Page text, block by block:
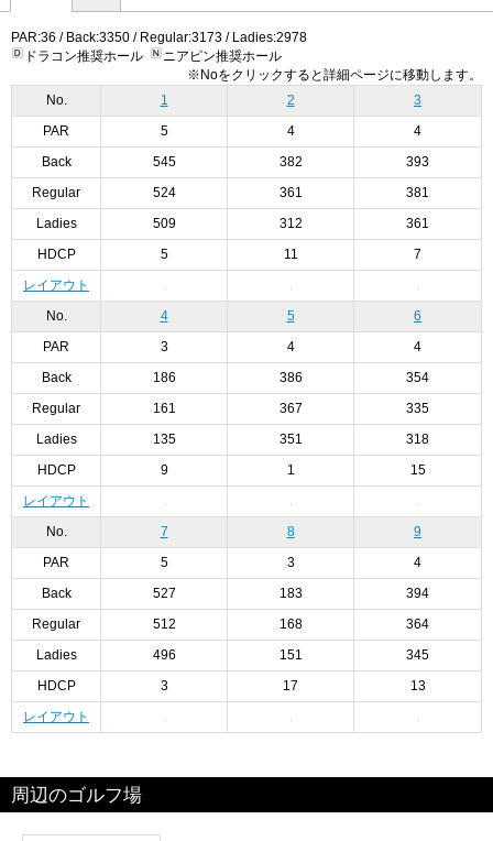
PAR:36 / Back:3350 / Regular:3173 / Ladies:2978
ドラコン推奨ホール
ニアピン推奨ホール
※Noをクリックすると詳細ページに移動します。
No.
1 2 3
PAR 5 4 4
Back 545 382 393
Regular 524 361 381
Ladies 509 312 361
HDCP 5 11 7
レイアウト
No. 4 5 6
PAR 3 4 4
Back 186 386 354
Regular 161 367 335
Ladies 135 351 318
HDCP 9 1 15
レイアウト
No. 7 8 9
PAR 5 3 4
Back 527 183 394
Regular 512 168 364
Ladies 496 151 345
HDCP 3 17 13
レイアウト
周辺のゴルフ場